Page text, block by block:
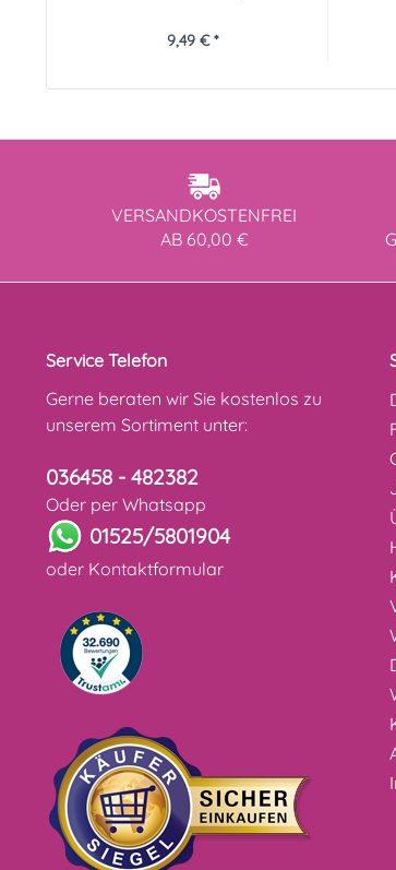
9,49 € *
VERSANDKOSTENFREI
AB 60,00 €
Service Telefon
Gerne beraten wir Sie kostenlos zu
unserem Sortiment unter:
036458 - 482382
Oder per Whatsapp
01525/5801904
oder Kontaktformular